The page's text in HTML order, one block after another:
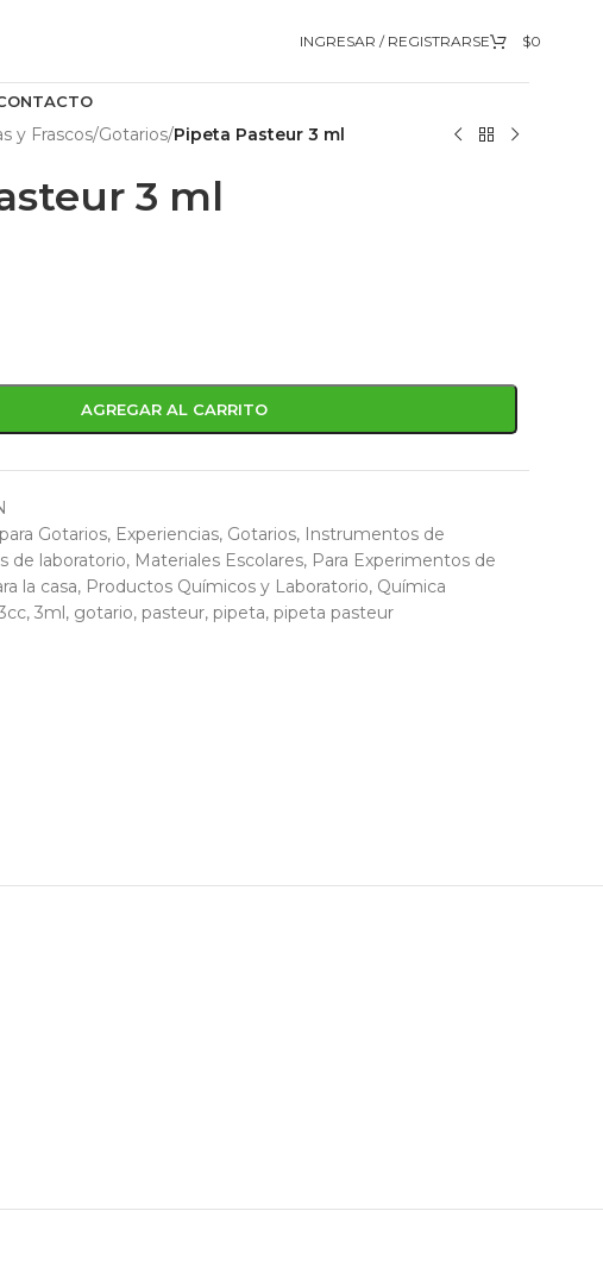
INGRESAR / REGISTRARSE $0
y Frascos/Gotarios/Pipeta Pasteur 3 ml
3 ml
AGREGAR AL CARRITO
Gotarios, Experiencias, Gotarios, Instrumentos de
de laboratorio, Materiales Escolares, Para Experimentos de
la casa, Productos Químicos y Laboratorio, Química
, 3ml, gotario, pasteur, pipeta, pipeta pasteur